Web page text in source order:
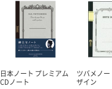
カゴへ カ
日本ノート プレミアム
CDノート
ツバメノ
ザイン